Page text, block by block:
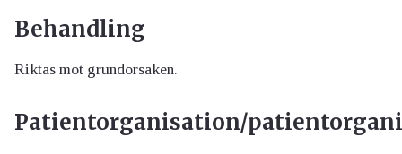
Behandling
Riktas mot grundorsaken.
Patientorganisation/